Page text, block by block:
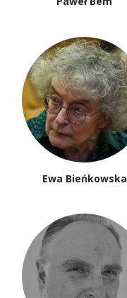
Ewa Bieńkowska